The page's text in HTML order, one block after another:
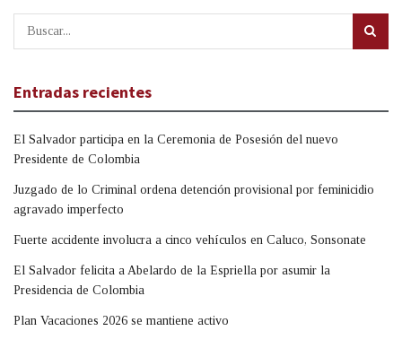
Entradas recientes
El Salvador participa en la Ceremonia de Posesión del nuevo
Presidente de Colombia
Juzgado de lo Criminal ordena detención provisional por feminicidio
agravado imperfecto
Fuerte accidente involucra a cinco vehículos en Caluco, Sonsonate
El Salvador felicita a Abelardo de la Espriella por asumir la
Presidencia de Colombia
Plan Vacaciones 2026 se mantiene activo